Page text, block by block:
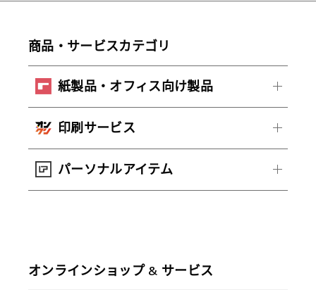
商品・サービスカテゴリ
紙製品・オフィス向け製品
印刷サービス
パーソナルアイテム
オンラインショップ & サービス